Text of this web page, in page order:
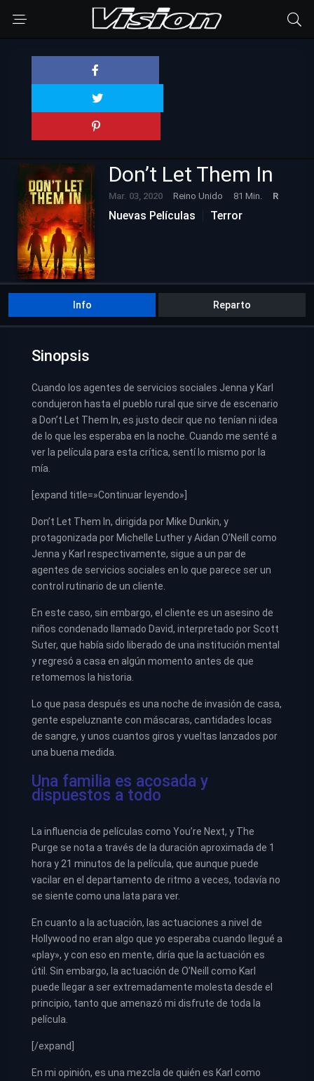
Don’t Let Them In
Mar. 03, 2020 Reino Unido 81 Min. R
Nuevas Películas Terror
Info Reparto
Sinopsis
Cuando los agentes de servicios sociales Jenna y Karl
condujeron hasta el pueblo rural que sirve de escenario
a Don’t Let Them In, es justo decir que no tenían ni idea
de lo que les esperaba en la noche. Cuando me senté a
ver la película para esta crítica, sentí lo mismo por la
mía.
[expand title=»Continuar leyendo»]
Don’t Let Them In, dirigida por Mike Dunkin, y
protagonizada por Michelle Luther y Aidan O’Neill como
Jenna y Karl respectivamente, sigue a un par de
agentes de servicios sociales en lo que parece ser un
control rutinario de un cliente.
En este caso, sin embargo, el cliente es un asesino de
niños condenado llamado David, interpretado por Scott
Suter, que había sido liberado de una institución mental
y regresó a casa en algún momento antes de que
retomemos la historia.
Lo que pasa después es una noche de invasión de casa,
gente espeluznante con máscaras, cantidades locas
de sangre, y unos cuantos giros y vueltas lanzados por
una buena medida.
Una familia es acosada y
dispuestos a todo
La influencia de películas como You’re Next, y The
Purge se nota a través de la duración aproximada de 1
hora y 21 minutos de la película, que aunque puede
vacilar en el departamento de ritmo a veces, todavía no
se siente como una lata para ver.
En cuanto a la actuación, las actuaciones a nivel de
Hollywood no eran algo que yo esperaba cuando llegué a
«play», y con eso en mente, diría que la actuación es
útil. Sin embargo, la actuación de O’Neill como Karl
puede llegar a ser extremadamente molesta desde el
principio, tanto que amenazó mi disfrute de toda la
película.
[/expand]
En mi opinión, es una mezcla de quién es Karl como